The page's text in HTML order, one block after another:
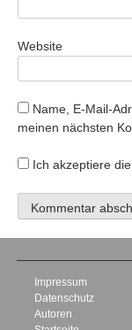
Website
Name, E-Mail-
meinen nächsten
Ich akzeptiere die
Impressum
Datenschutz
Autoren